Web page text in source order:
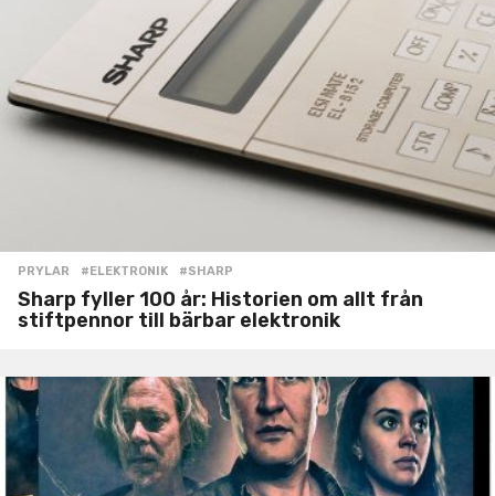
PRYLAR #ELEKTRONIK ,#SHARP
Sharp fyller 100 år: Historien om allt från
stiftpennor till bärbar elektronik